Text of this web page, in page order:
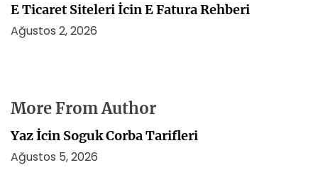
E Ticaret Siteleri İcin E Fatura Rehberi
Ağustos 2, 2026
More From Author
Yaz İcin Soguk Corba Tarifleri
Ağustos 5, 2026